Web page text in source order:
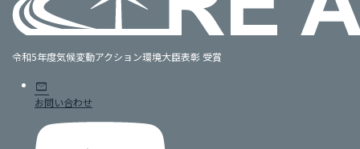
令和5年度気候変動アクション環境大臣表彰 受賞
mail
お問い合わせ